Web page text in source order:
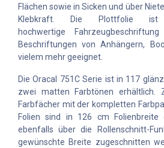
Flächen sowie in Sicken und über
Klebkraft. Die Plottfolie
hochwertige
Beschriftungen von Anhängern,
vielem mehr geeignet.
Die Oracal 751C Serie ist in 117
zwei matten Farbtönen erhältlich.
Farbfächer mit der kompletten
Folien sind in 126 cm Folienbreite
ebenfalls über die Rollenschnitt-
gewünschte Breite zugeschnitten